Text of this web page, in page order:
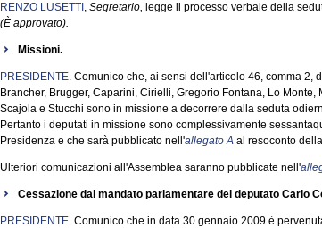
RENZO LUSETTI , Segretario, legge il processo verbale della
(È approvato).
Missioni.
PRESIDENTE. Comunico che, ai sensi dell'articolo 46, comma 2,
Brancher, Brugger, Caparini, Cirielli, Gregorio Fontana, Lo
Scajola e Stucchi sono in missione a decorrere dalla seduta
Pertanto i deputati in missione sono complessivamente
Presidenza e che sarà pubblicato nell'allegato A al resoconto
Ulteriori comunicazioni all'Assemblea saranno pubblicate nell'
Cessazione dal mandato parlamentare del deputato Carlo
PRESIDENTE. Comunico che in data 30 gennaio 2009 è